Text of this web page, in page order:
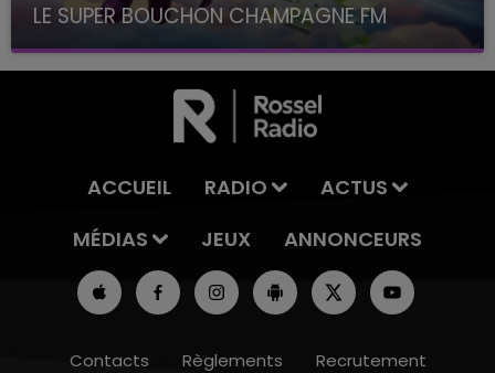
LE SUPER BOUCHON CHAMPAGNE FM
avec La Famille Champagne FM, à 8H10
ACCUEIL RADIO
ACTUS
MÉDIAS
JEUX ANNONCEURS
Contacts Règlements Recrutement